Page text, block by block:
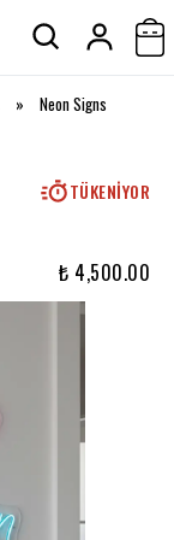
» Neon Signs
TÜKENIYOR
₺ 4,500.00